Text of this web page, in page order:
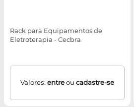
Rack para Equipamentos de
Eletroterapia - Cecbra
Valores: entreou cadastre-se